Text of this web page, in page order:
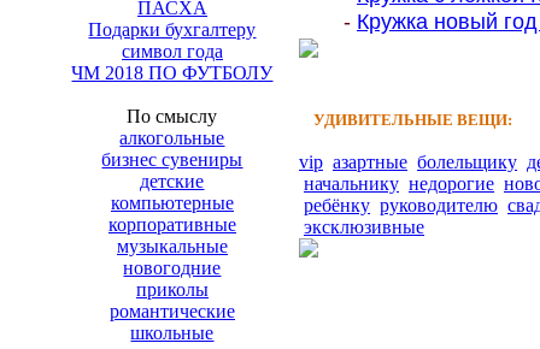
ПАСХА
Подарки бухгалтеру
символ года
ЧМ 2018 ПО ФУТБОЛУ
По смыслу
алкогольные
бизнес сувениры
детские
компьютерные
корпоративные
музыкальные
новогодние
приколы
романтические
школьные
- Кружка новый
УДИВИТЕЛЬНЫЕ ВЕЩИ:
vip азартные болельщику
начальнику недорогие
ребёнку руководителю
эксклюзивные